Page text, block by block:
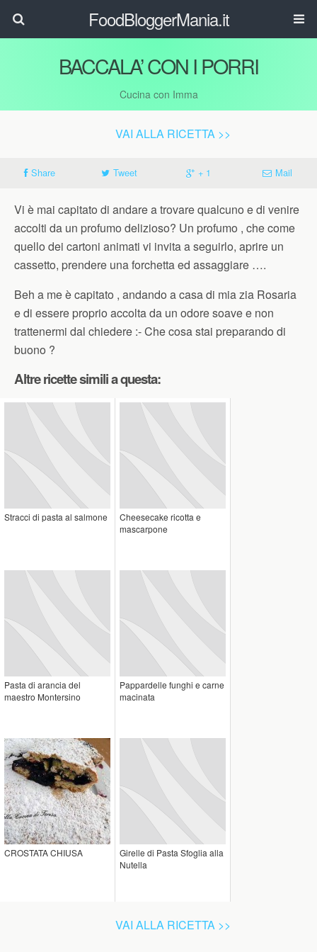
FoodBloggerMania.it
BACCALA’ CON I PORRI
Cucina con Imma
VAI ALLA RICETTA >>
Share Tweet + 1 Mail
Vi è mai capitato di andare a trovare qualcuno e di venire
accolti da un profumo delizioso? Un profumo , che come
quello dei cartoni animati vi invita a seguirlo, aprire un
cassetto, prendere una forchetta ed assaggiare ….
Beh a me è capitato , andando a casa di mia zia Rosaria
e di essere proprio accolta da un odore soave e non
trattenermi dal chiedere :- Che cosa stai preparando di
buono ?
Altre ricette simili a questa:
Stracci di pasta al salmone
Cheesecake ricotta e
mascarpone
Pasta di arancia del
maestro Montersino
Pappardelle funghi e carne
macinata
CROSTATA CHIUSA
Girelle di Pasta Sfoglia alla
Nutella
VAI ALLA RICETTA >>